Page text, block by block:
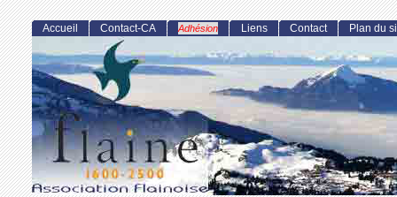
Accueil Contact-CA Adhésion Liens Contact Plan du